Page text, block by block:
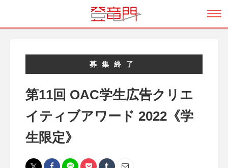
募集終了
第11回 OAC学生広告クリエ
イティブアワード 2022《学
生限定》